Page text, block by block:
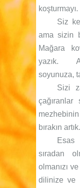
koşturmayı.
Siz
ama sizin
Mağara
yazık.
soyunuza,
Sizi
mezhebinin
bırakın artık.
Esas
sıradan
olmanızı
dilinize ve